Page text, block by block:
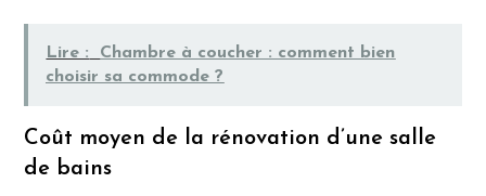
Lire :
Chambre à coucher : comment bien
choisir sa commode ?
Coût moyen de la rénovation d’une salle
de bains